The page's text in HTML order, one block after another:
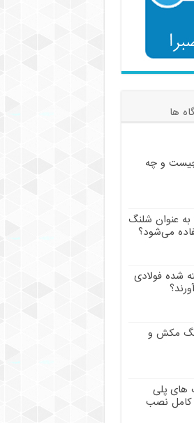
ها
و چه
عنوان شلنگ
می‌شود؟
شده فولادی
مکش و
های پلی
کامل نصب